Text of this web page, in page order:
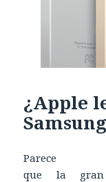
¿Apple
Parece
que la gran